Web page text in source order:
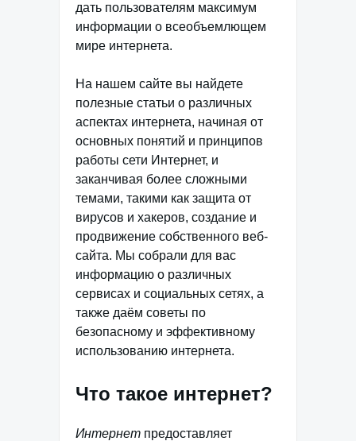
дать пользователям максимум
информации о всеобъемлющем
мире интернета.
На нашем сайте вы найдете
полезные статьи о различных
аспектах интернета, начиная от
основных понятий и принципов
работы сети Интернет, и
заканчивая более сложными
темами, такими как защита от
вирусов и хакеров, создание и
продвижение собственного веб-
сайта. Мы собрали для вас
информацию о различных
сервисах и социальных сетях, а
также даём советы по
безопасному и эффективному
использованию интернета.
Что такое интернет?
Интернет предоставляет